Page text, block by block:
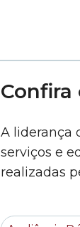
Confira
A liderança
serviços e
realizadas